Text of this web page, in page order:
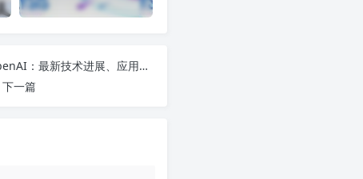
全面解析ChatGPT与OpenAI：最新技术进展、应用案例及未来挑战
下一篇